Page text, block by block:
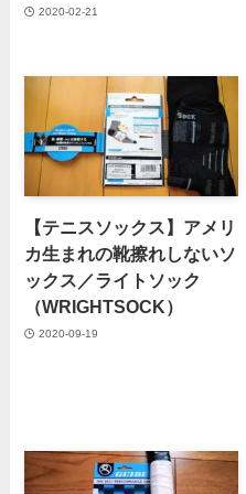
2020-02-21
【テニスソックス】アメリ
カ生まれの靴擦れしないソ
ックス／ライトソック
（WRIGHTSOCK）
2020-09-19